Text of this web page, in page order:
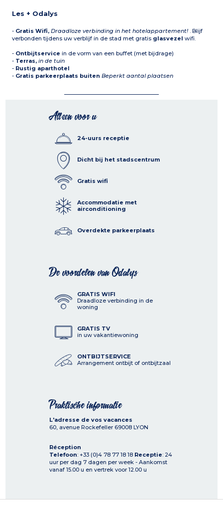
Les + Odalys
- Gratis Wifi,Draadloze verbinding in het hotelappartement! . Blijf
verbonden tijdens uw verblijf in de stad met gratis glasvezel wifi.
- Ontbijtservice in de vorm van een buffet (met bijdrage)
- Terras,in de tuin
- Rustig aparthotel
- Gratis parkeerplaats buiten Beperkt aantal plaatsen
Alleen voor u
24-uurs receptie
Dicht bij het stadscentrum
Gratis wifi
Accommodatie met
airconditioning
Overdekte parkeerplaats
De voordelen van Odalys
GRATIS WIFI
Draadloze verbinding in de
woning
GRATIS TV
in uw vakantiewoning
ONTBIJTSERVICE
Arrangement ontbijt of ontbijtzaal
Praktische informatie
L'adresse de vos vacances
60, avenue Rockefeller 69008 LYON
Réception
Telefoon: +33 (0)4 78 77 18 18 Receptie: 24
uur per dag 7 dagen per week - Aankomst
vanaf 15.00 u en vertrek voor 12.00 u